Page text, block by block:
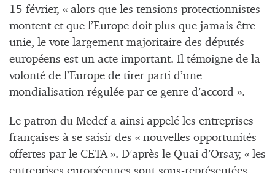
15 février, « alors que les tensions protectionnistes
montent et que l’Europe doit plus que jamais être
unie, le vote largement majoritaire des députés
européens est un acte important. Il témoigne de la
volonté de l’Europe de tirer parti d’une
mondialisation régulée par ce genre d’accord ».
Le patron du Medef a ainsi appelé les entreprises
françaises à se saisir des « nouvelles opportunités
offertes par le CETA ». D’après le Quai d’Orsay, « les
entreprises européennes sont sous-représentées